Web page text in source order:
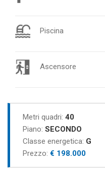
Piscina
Ascensore
Metri quadri: 40
Piano: SECONDO
Classe energetica: G
Prezzo: € 198.000